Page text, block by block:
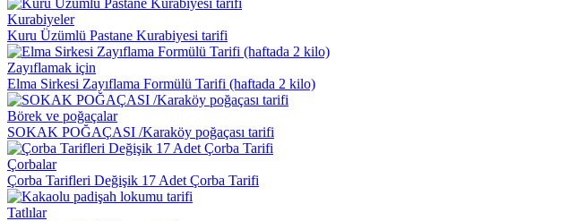
Kurabiyeler
Kuru Üzümlü Pastane Kurabiyesi tarifi
Zayıflamak için
Elma Sirkesi Zayıflama Formülü Tarifi (haftada 2 kilo)
Börek ve poğaçalar
SOKAK POĞAÇASI /Karaköy poğaçası tarifi
Çorbalar
Çorba Tarifleri Değişik 17 Adet Çorba Tarifi
Tatlılar